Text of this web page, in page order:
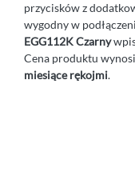
przycisków z
wygodny w
EGG112K Czarny
Cena produktu wynosi
miesiące rękojmi.